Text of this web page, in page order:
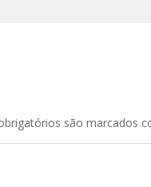
são marcados